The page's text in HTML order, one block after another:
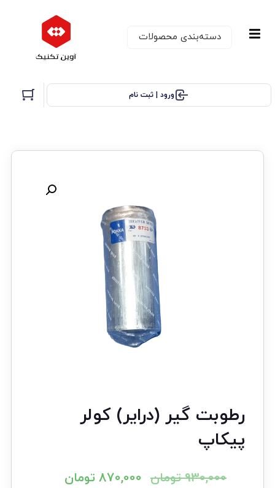
دسته‌بندی‌ محصولات
ورود | ثبت نام
رطوبت گیر (درایر) کولر
پیکاپ
930,000 تومان 870,000 تومان